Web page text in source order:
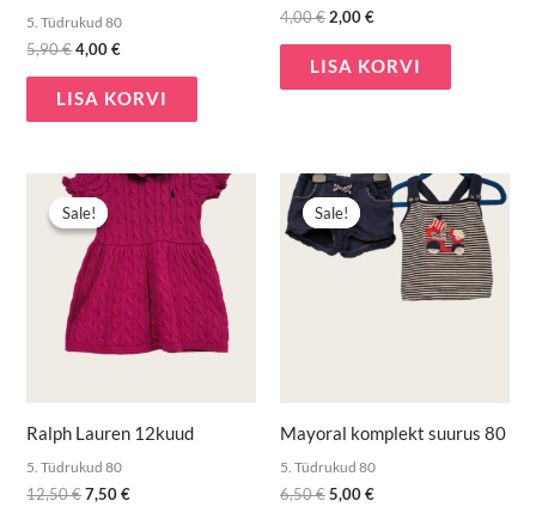
5. Tüdrukud 80
5,90€4,00€
LISA KORVI
4,00€2,00€
LISA KORVI
Sale!
Sale!
Ralph Lauren 12kuud
5. Tüdrukud 80
12,50€
Algne
hind
oli:
12,50 €.
7,50€
Praegune
hind
on:
7,50 €.
Sale!
Sale!
Mayoral komplekt suurus 80
5. Tüdrukud 80
6,50€
Algne
hind
oli:
6,50 €.
5,00€
Praegune
hind
on:
5,00 €.